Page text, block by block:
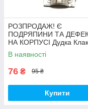
РОЗПРОДАЖ! Є
ПОДРЯПИНИ ТА
НА КОРПУСІ Дудка
для Велосипедів 14 см
Фа Пластик + Гума
В наявності
76 ₴ 95 ₴
Купити